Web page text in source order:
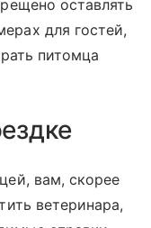
оставлять
для гостей,
питомца
вам, скорее
ветеринара,